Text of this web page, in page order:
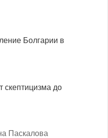
Болгарии в
скептицизма до
Паскалова